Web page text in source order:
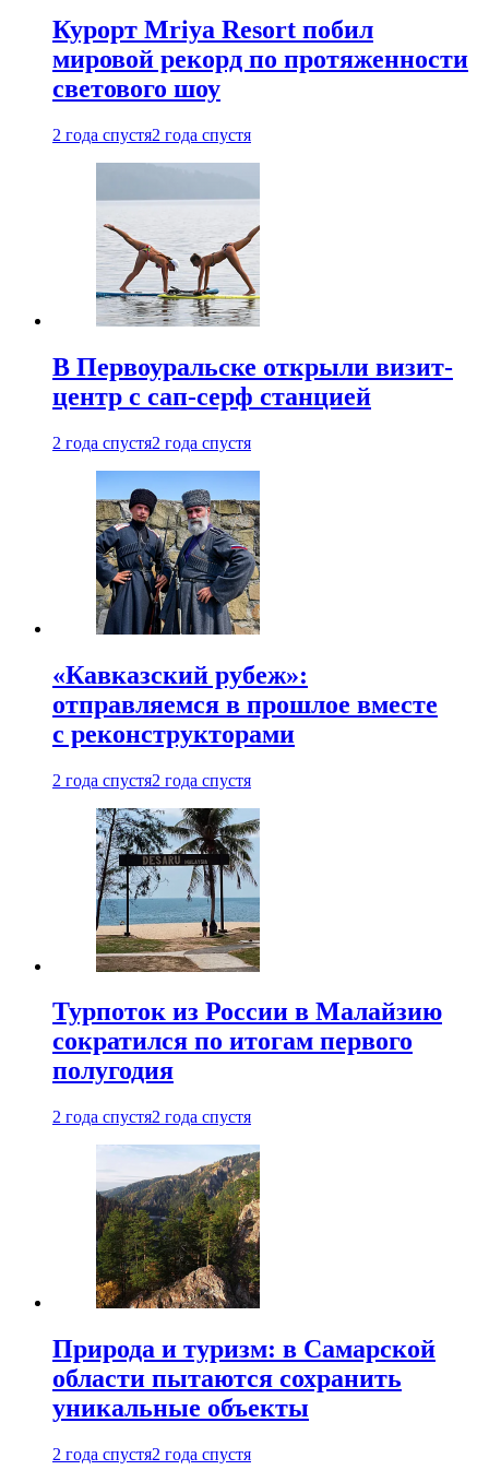
Курорт Mriya Resort побил
мировой рекорд по протяженности
светового шоу
2 года спустя2 года спустя
В Первоуральске открыли визит-
центр с сап-серф станцией
2 года спустя2 года спустя
«Кавказский рубеж»:
отправляемся в прошлое вместе
с реконструкторами
2 года спустя2 года спустя
Турпоток из России в Малайзию
сократился по итогам первого
полугодия
2 года спустя2 года спустя
Природа и туризм: в Самарской
области пытаются сохранить
уникальные объекты
2 года спустя2 года спустя